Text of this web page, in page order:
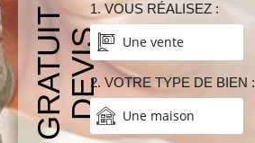
D
E
V
I
S
G
R
A
T
U
I
T 1. VOUS RÉALISEZ :
Une vente
2. VOTRE TYPE DE BIEN :
Une maison